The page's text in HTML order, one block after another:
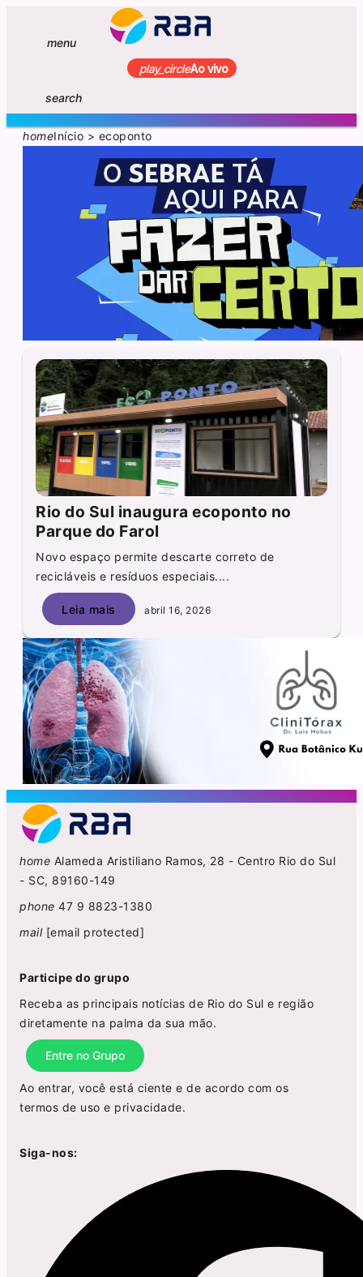
menu
play_circleAo vivo
search
homeInício > ecoponto
Rio do Sul inaugura ecoponto no
Parque do Farol
Novo espaço permite descarte correto de
recicláveis e resíduos especiais....
Leia mais abril 16, 2026
home Alameda Aristiliano Ramos, 28 - Centro Rio do Sul
- SC, 89160-149
phone 47 9 8823-1380
mail [email protected]
Participe do grupo
Receba as principais notícias de Rio do Sul e região
diretamente na palma da sua mão.
Entre no Grupo
Ao entrar, você está ciente e de acordo com os
termos de uso e privacidade.
Siga-nos: